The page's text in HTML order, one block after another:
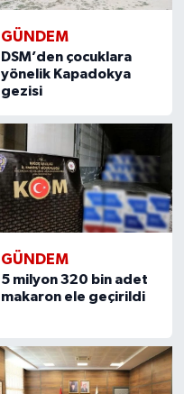
GÜNDEM
DSM’den çocuklara
yönelik Kapadokya
gezisi
GÜNDEM
5 milyon 320 bin adet
makaron ele geçirildi